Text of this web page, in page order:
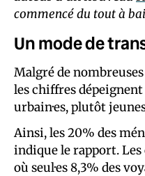
commencé du tout à
Un mode de
Malgré de
les chiffres dépeignent
urbain·es, plutôt
Ainsi, les 20% des
indique le rapport. Les
où seul·es 8,3% des